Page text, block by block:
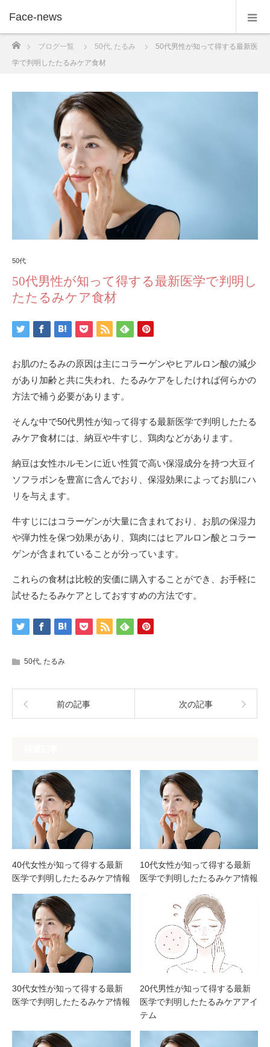
Face-news
ブログ一覧 50代, たるみ
50代男性が知って得する最新医
学で判明したたるみケア食材
50代
50代男性が知って得する最新医学で判明し
たたるみケア食材
お肌のたるみの原因は主にコラーゲンやヒアルロン酸の減少
があり加齢と共に失われ、たるみケアをしたければ何らかの
方法で補う必要があります。
そんな中で50代男性が知って得する最新医学で判明したたる
みケア食材には、納豆や牛すじ、鶏肉などがあります。
納豆は女性ホルモンに近い性質で高い保湿成分を持つ大豆イ
ソフラボンを豊富に含んでおり、保湿効果によってお肌にハ
リを与えます。
牛すじにはコラーゲンが大量に含まれており、お肌の保湿力
や弾力性を保つ効果があり、鶏肉にはヒアルロン酸とコラー
ゲンが含まれていることが分っています。
これらの食材は比較的安価に購入することができ、お手軽に
試せるたるみケアとしておすすめの方法です。
50代 たるみ
前の記事 次の記事
40代女性が知って得する最新
医学で判明したたるみケア情報
10代女性が知って得する最新
医学で判明したたるみケア情報
30代女性が知って得する最新
医学で判明したたるみケア情報
20代男性が知って得する最新
医学で判明したたるみケアアイ
テム